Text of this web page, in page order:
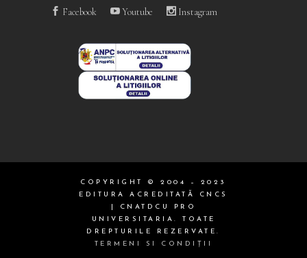
Facebook Youtube Instagram
COPYRIGHT © 2004 – 2023
EDITURA ACREDITATĂ CNCS
| CNATDCU PRO
UNIVERSITARIA. TOATE
DREPTURILE REZERVATE.
TERMENI SI CONDIŢII